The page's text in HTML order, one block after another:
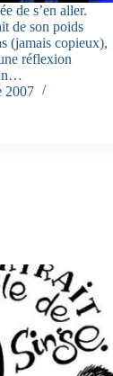
de s’en aller.
de son poids
(jamais copieux),
réflexion
2007